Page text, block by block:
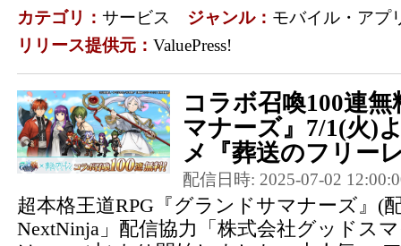
カテゴリ： サービス ジャンル： モバイル・アプ
リリース提供元： ValuePress!
コラボ召喚100連
マナーズ』7/1(火)
メ『葬送のフリー
配信日時: 2025-07-02
超本格王道RPG『グランドサマナーズ』(
NextNinja」配信協力「株式会社グッドス